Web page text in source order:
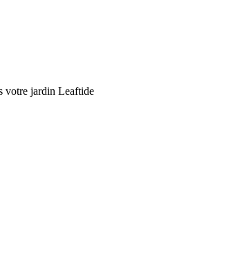
votre jardin Leaftide